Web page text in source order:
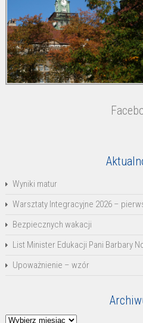
Wyniki matur
Warsztaty Integracyjne 2026 –
Bezpiecznych wakacji
List Minister Edukacji Pani Barbary
Upoważnienie – wzór
Archiwum